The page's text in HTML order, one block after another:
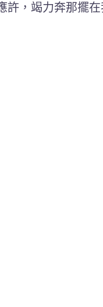
，竭力奔那擺在